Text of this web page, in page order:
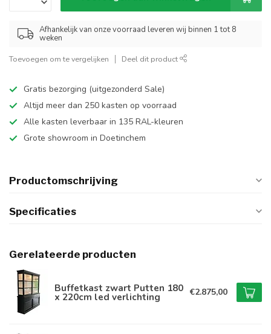
Afhankelijk van onze voorraad leveren wij binnen 1 tot 8
weken
Toevoegen om te vergelijken Deel dit product
Gratis bezorging (uitgezonderd Sale)
Altijd meer dan 250 kasten op voorraad
Alle kasten leverbaar in 135 RAL-kleuren
Grote showroom in Doetinchem
Productomschrijving
Specificaties
Gerelateerde producten
Buffetkast zwart Putten 180
x 220cm led verlichting €2.875,00